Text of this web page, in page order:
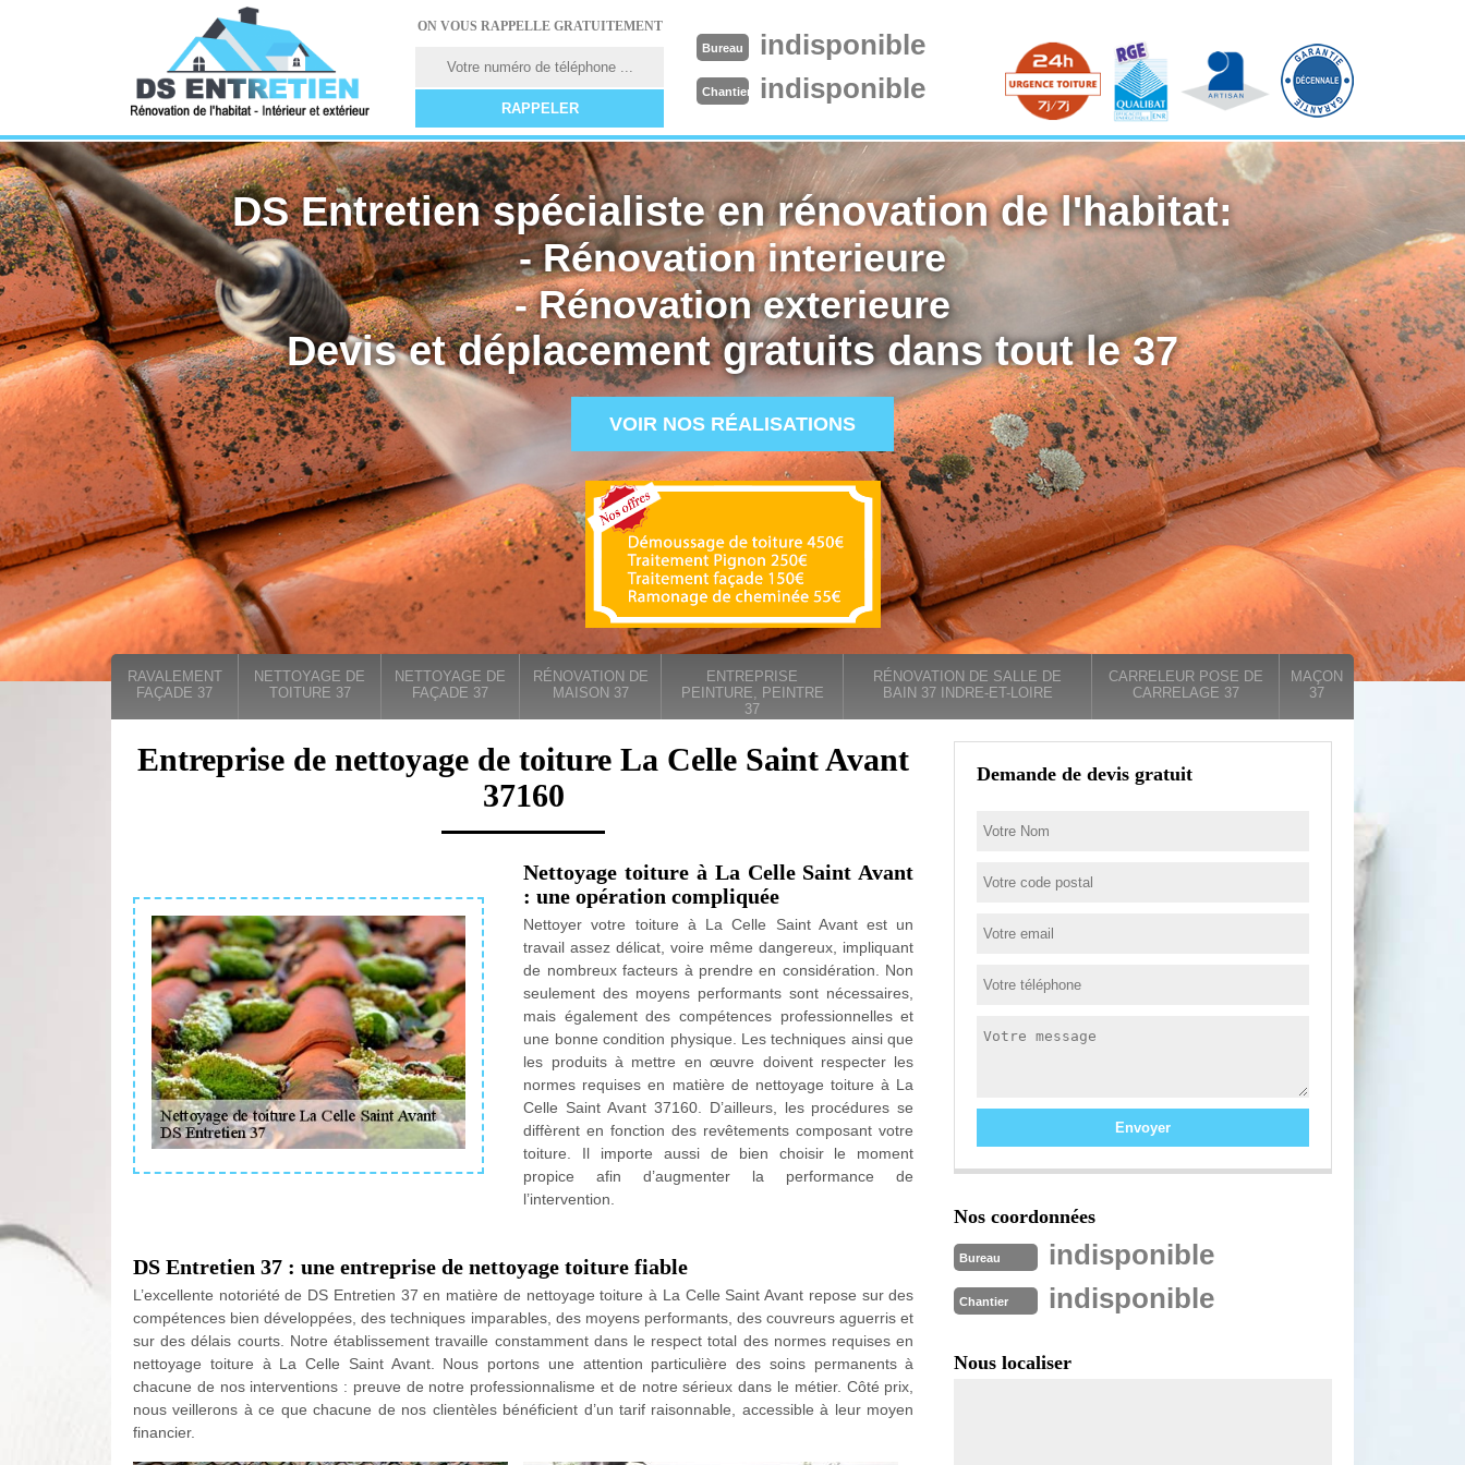
ON VOUS RAPPELLE GRATUITEMENT
Bureau indisponible
Chantier indisponible
DS Entretien spécialiste en rénovation de l'habitat:
- Rénovation interieure
- Rénovation exterieure
Devis et déplacement gratuits dans tout le 37
VOIR NOS RÉALISATIONS
RAVALEMENT
FAÇADE 37
NETTOYAGE DE
TOITURE 37
NETTOYAGE DE
FAÇADE 37
RÉNOVATION DE
MAISON 37
ENTREPRISE
PEINTURE, PEINTRE
37
RÉNOVATION DE SALLE DE
BAIN 37 INDRE-ET-LOIRE
CARRELEUR POSE DE
CARRELAGE 37
MAÇON
37
Entreprise de nettoyage de toiture La Celle Saint Avant
37160
Nettoyage toiture à La Celle Saint Avant
: une opération compliquée
Nettoyer votre toiture à La Celle Saint Avant est un
travail assez délicat, voire même dangereux, impliquant
de nombreux facteurs à prendre en considération. Non
seulement des moyens performants sont nécessaires,
mais également des compétences professionnelles et
une bonne condition physique. Les techniques ainsi que
les produits à mettre en œuvre doivent respecter les
normes requises en matière de nettoyage toiture à La
Celle Saint Avant 37160. D’ailleurs, les procédures se
diffèrent en fonction des revêtements composant votre
toiture. Il importe aussi de bien choisir le moment
propice afin d’augmenter la performance de
l’intervention.
DS Entretien 37 : une entreprise de nettoyage toiture fiable
L’excellente notoriété de DS Entretien 37 en matière de nettoyage toiture à La Celle Saint Avant repose sur des
compétences bien développées, des techniques imparables, des moyens performants, des couvreurs aguerris et
sur des délais courts. Notre établissement travaille constamment dans le respect total des normes requises en
nettoyage toiture à La Celle Saint Avant. Nous portons une attention particulière des soins permanents à
chacune de nos interventions : preuve de notre professionnalisme et de notre sérieux dans le métier. Côté prix,
nous veillerons à ce que chacune de nos clientèles bénéficient d’un tarif raisonnable, accessible à leur moyen
financier.
Demande de devis gratuit
Nos coordonnées
Bureau indisponible
Chantier indisponible
Nous localiser